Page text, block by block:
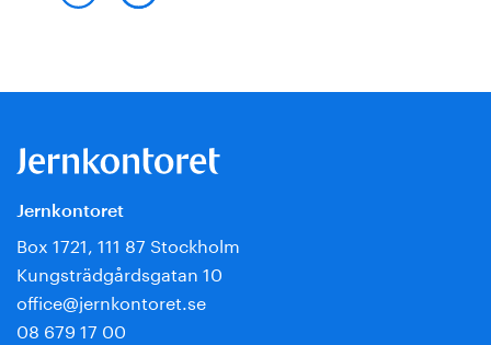
Jernkontoret
Box 1721, 111 87 Stockholm
Kungsträdgårdsgatan 10
office@jernkontoret.se
08 679 17 00